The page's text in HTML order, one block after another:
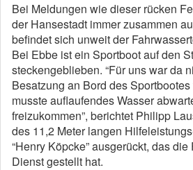
Bei Meldungen wie dieser rücken
der Hansestadt immer zusammen
befindet sich unweit der
Bei Ebbe ist ein Sportboot auf den
steckengeblieben. “Für uns war da
Besatzung an Bord des
musste auflaufendes Wasser
freizukommen”, berichtet Philipp
des 11,2 Meter langen
“Henry Köpcke” ausgerückt, das
Dienst gestellt hat.